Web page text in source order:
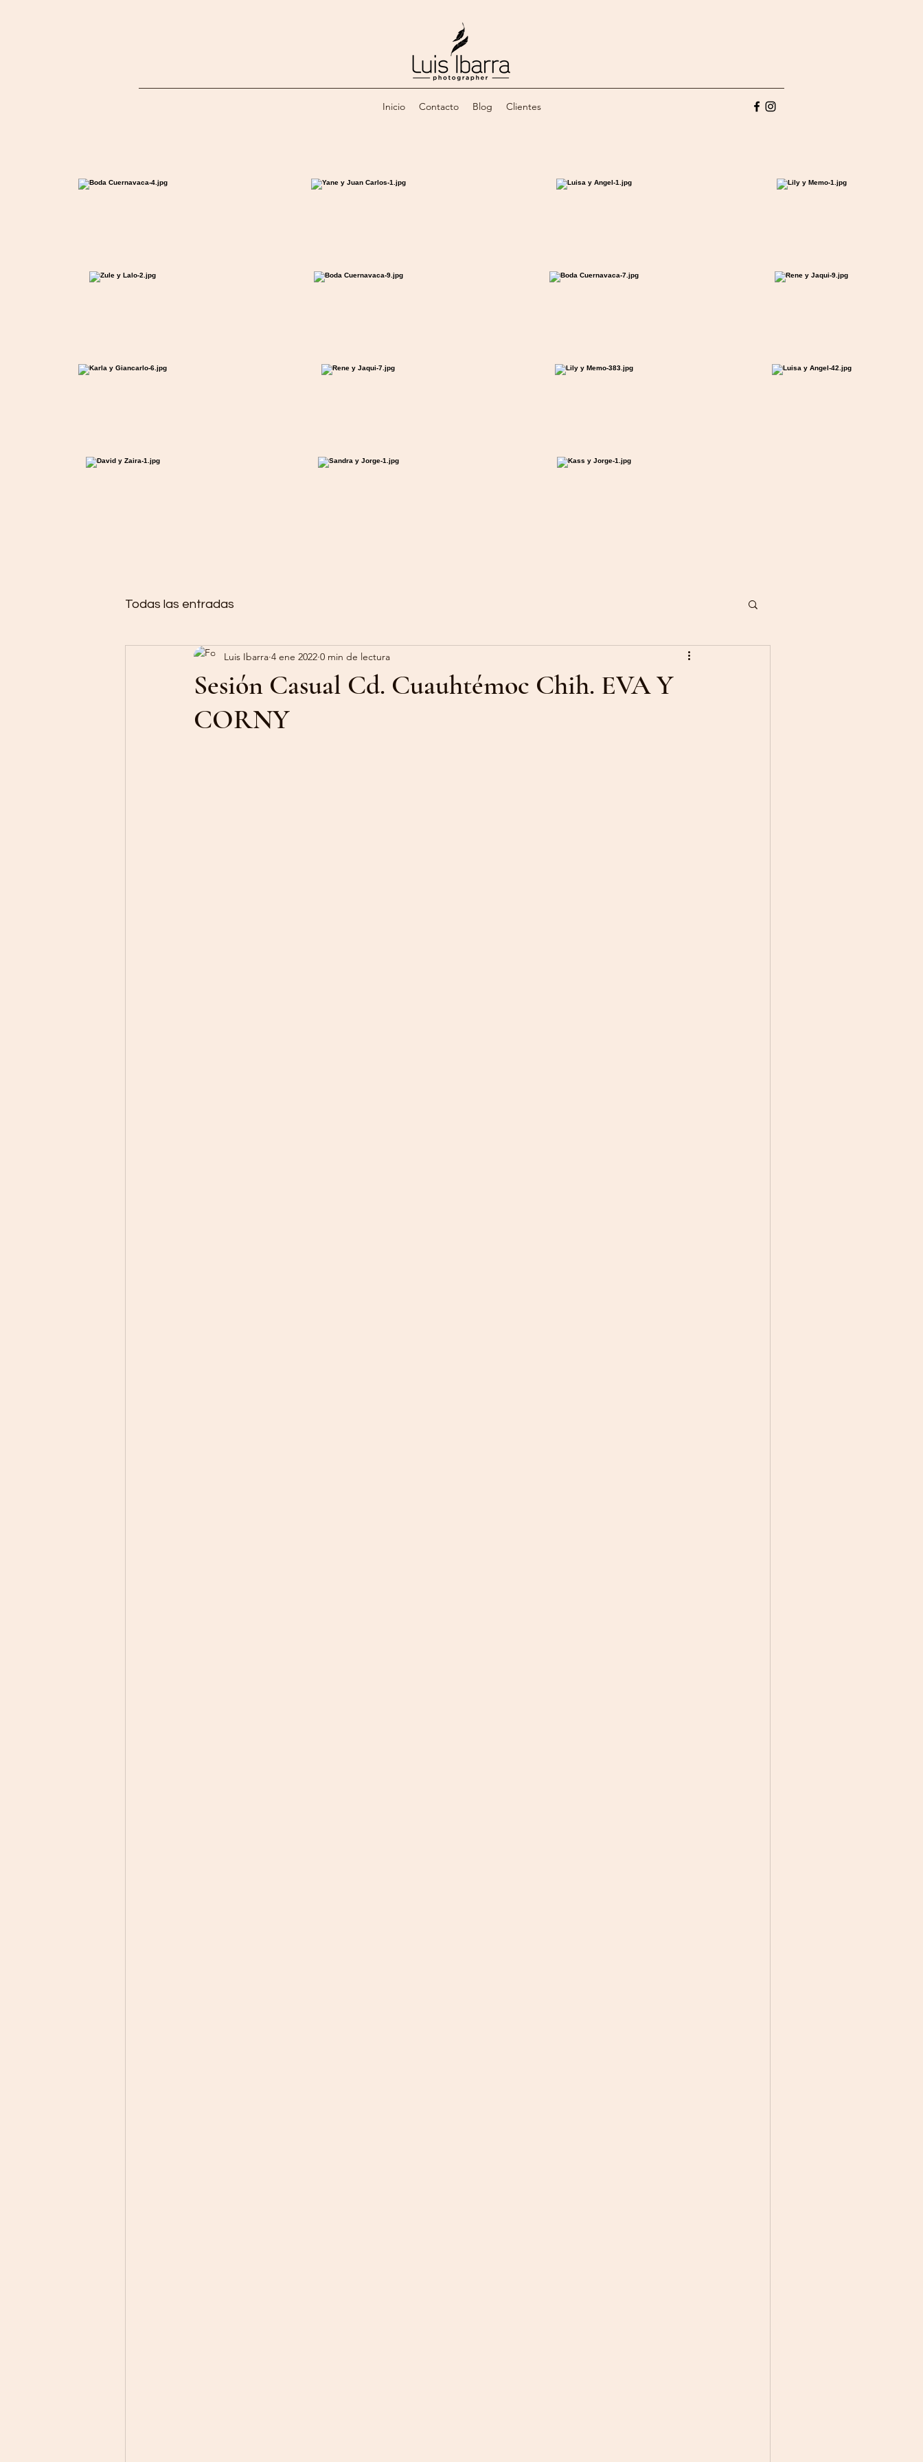
Inicio Contacto Blog Clientes
Todas las entradas
Sesión Casual Cd. Cuauhtémoc Chih. EVA Y
CORNY
Luis Ibarra 4 ene 2022 0 min de lectura